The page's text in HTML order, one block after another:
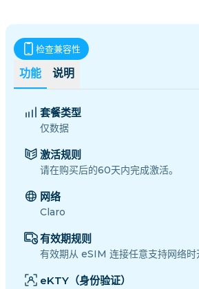
功能 说明
检查兼容性
套餐类型
仅数据
激活规则
请在购买后的60天内完成激活。
网络
Claro
有效期规则
有效期从 eSIM 连接任意支持网络时
eKTY（身份验证）